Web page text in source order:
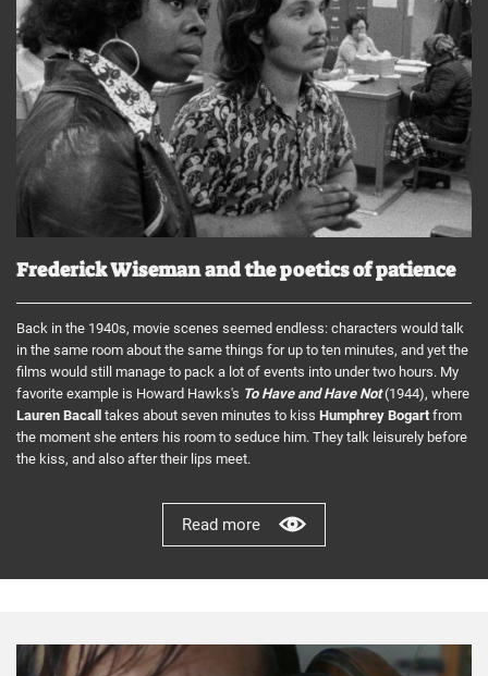
Frederick Wiseman and the poetics of patience
Back in the 1940s, movie scenes seemed endless: characters would talk
in the same room about the same things for up to ten minutes, and yet the
films would still manage to pack a lot of events into under two hours. My
favorite example is Howard Hawks's To Have and Have Not(1944), where
Lauren Bacall takes about seven minutes to kiss Humphrey Bogart from
the moment she enters his room to seduce him. They talk leisurely before
the kiss, and also after their lips meet.
Read more